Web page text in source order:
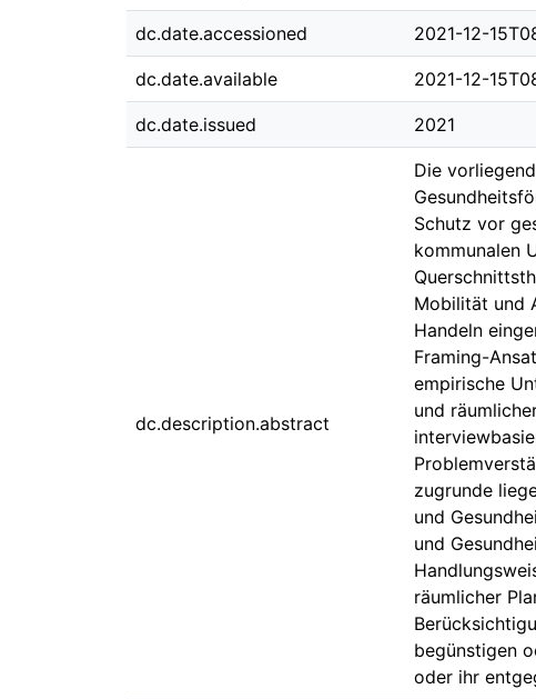
dc.date.accessioned 2021-12-
dc.date.available 2021-12-
dc.date.issued 2021
dc.description.abstract
Die
Schutz vor
kommunalen
Mobilität und
Handeln
Framing-
empirische
und
zugrunde
und
und
räumlicher
begünstigen
oder ihr